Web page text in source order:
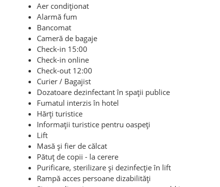
Aer condiționat
Alarmă fum
Bancomat
Cameră de bagaje
Check-in 15:00
Check-in online
Check-out 12:00
Curier / Bagajist
Dozatoare dezinfectant în spații publice
Fumatul interzis în hotel
Hărți turistice
Informații turistice pentru oaspeți
Lift
Masă și fier de călcat
Pătuț de copii - la cerere
Purificare, sterilizare și dezinfecție în lift
Rampă acces persoane dizabilități